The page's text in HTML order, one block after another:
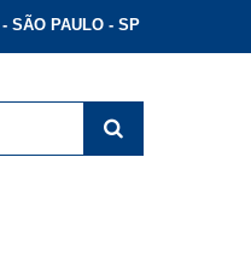
SÃO PAULO - SP